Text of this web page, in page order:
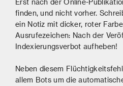
Erst nach der Online-
finden, und nicht vorher.
ein Notiz mit dicker, roter
Ausrufezeichen: Nach der
Indexierungsverbot aufheben!
Neben diesem
allem Bots um die